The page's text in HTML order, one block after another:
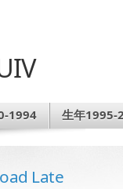
1994 生年1995-
Late